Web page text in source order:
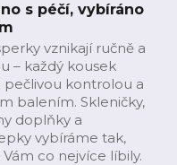
s péčí, vybíráno
vznikají ručně a
– každý kousek
pečlivou kontrolou a
balením. Skleničky,
doplňky a
vybíráme tak,
Vám co nejvíce líbily.